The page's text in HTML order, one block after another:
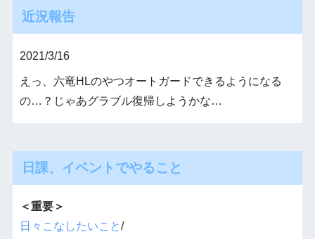
近況報告
2021/3/16
えっ、六竜HLのやつオートガードできるようになる
の…？じゃあグラブル復帰しようかな…
日課、イベントでやること
＜重要＞
日々こなしたいこと/